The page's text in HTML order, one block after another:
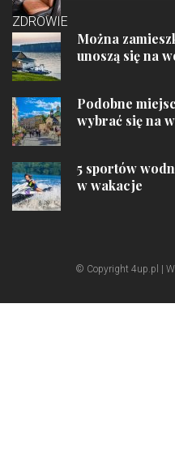
ZDROWIE
Można
unoszą się na
Podobne
wybrać się na
5 sportów
w wakacje
© Copyright 4up.pl |